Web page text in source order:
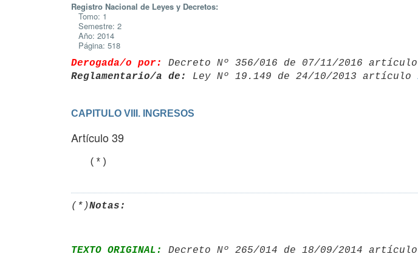
Registro Nacional de Leyes y Decretos:
Tomo: 1
Semestre: 2
Año: 2014
Página: 518
Derogada/o por: Decreto Nº 356/016 de 07/11/2016 artículo
Reglamentario/a de:
Ley Nº 19.149 de 24/10/2013 artículo
CAPITULO VIII. INGRESOS
Artículo 39
   (*)
(*)Notas:
TEXTO ORIGINAL: Decreto Nº 265/014 de 18/09/2014 artículo